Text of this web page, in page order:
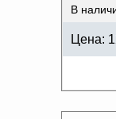
В
Цена: